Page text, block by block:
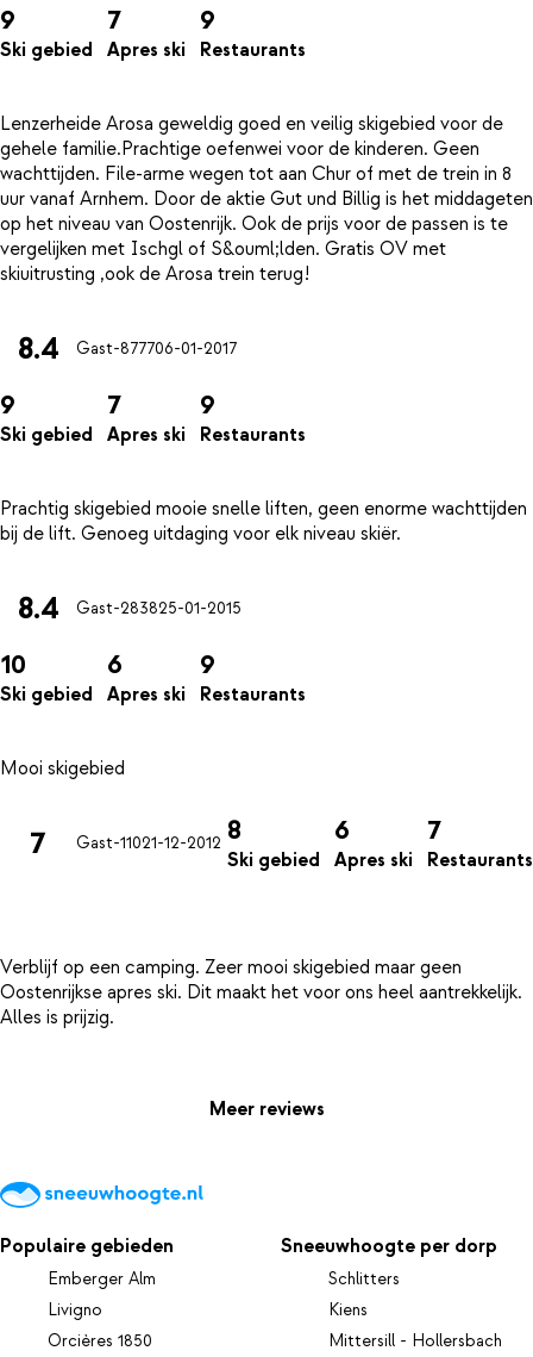
9
Ski gebied
7
Apres ski
9
Restaurants
Lenzerheide Arosa geweldig goed en veilig skigebied voor de
gehele familie.Prachtige oefenwei voor de kinderen. Geen
wachttijden. File-arme wegen tot aan Chur of met de trein in 8
uur vanaf Arnhem. Door de aktie Gut und Billig is het middageten
op het niveau van Oostenrijk. Ook de prijs voor de passen is te
vergelijken met Ischgl of S&ouml;lden. Gratis OV met
8.4 Gast-877706-01-2017
9
Ski gebied
7
Apres ski
9
Restaurants
Prachtig skigebied mooie snelle liften, geen enorme wachttijden
8.4 Gast-283825-01-2015
10
Ski gebied
6
Apres ski
9
Restaurants
7 Gast-11021-12-2012 8
Ski gebied
6
Apres ski
7
Restaurants
Verblijf op een camping. Zeer mooi skigebied maar geen
Oostenrijkse apres ski. Dit maakt het voor ons heel aantrekkelijk.
Alles is prijzig.
Meer reviews
Populaire gebieden
Emberger Alm
Livigno
Orcières 1850
Sneeuwhoogte per dorp
Schlitters
Kiens
Mittersill - Hollersbach